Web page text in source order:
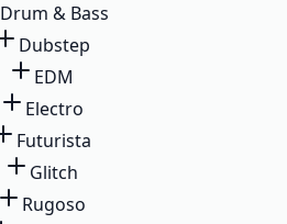
Drum & Bass
Dubstep
EDM
Electro
Futurista
Glitch
Rugoso